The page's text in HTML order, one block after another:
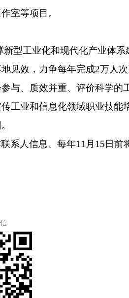
室等项目。
型工业化和现代化产业体
见效，力争每年完成2万人
与、质效并重、评价科学的
工业和信息化领域职业技能
系人信息、 每年11 月 15 日前